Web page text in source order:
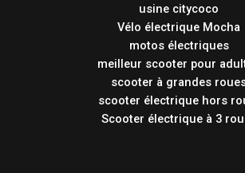
usine citycoco
Vélo électrique Mocha
motos électriques
meilleur scooter pour
scooter à grandes
scooter électrique hors
Scooter électrique à 3